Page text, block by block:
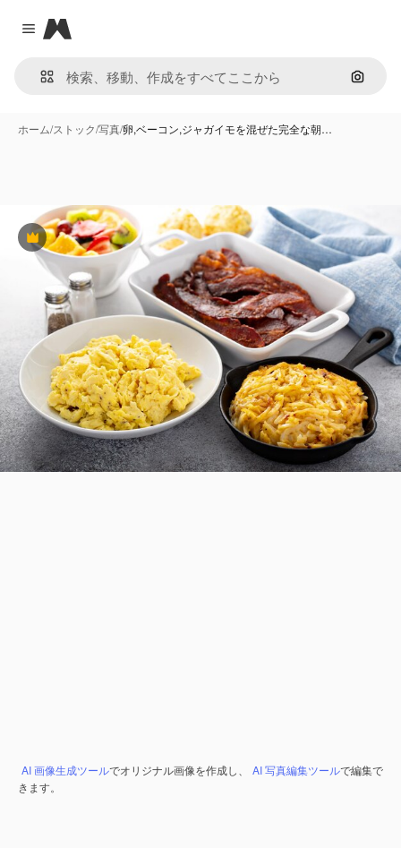
Close menu
Magnific
画像で
ホーム/ストック/写真/卵,ベーコン,ジャガイモを混ぜた完全な朝…
Premium
AI 画像生成ツールでオリジナル画像を作成し、 AI 写真編集ツールで編集で
きます。